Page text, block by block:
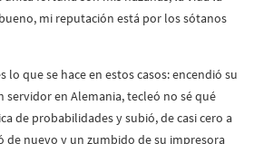
mi reputación está por los sótanos
lo que se hace en estos casos: encendió su
servidor en Alemania, tecleó no sé qué
de probabilidades y subió, de casi cero a
de nuevo y un zumbido de su impresora